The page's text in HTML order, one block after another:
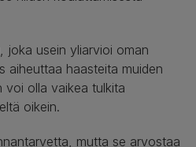
joka usein yliarvioi oman
aiheuttaa haasteita muiden
voi olla vaikea tulkita
oikein.
mutta se arvostaa